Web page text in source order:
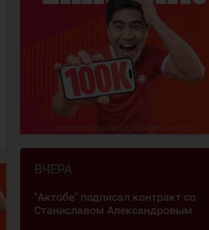
ВЧЕРА
"Актобе" подписал контракт со
Станиславом Александровым